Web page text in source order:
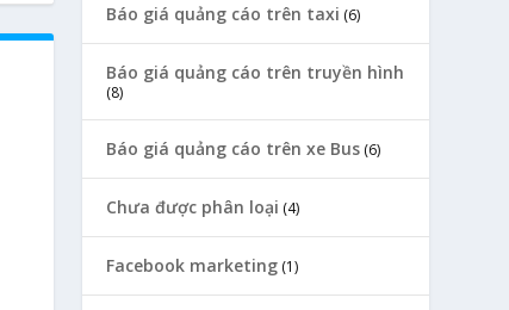
Báo giá quảng cáo trên taxi (6)
Báo giá quảng cáo trên truyền hình
(8)
Báo giá quảng cáo trên xe Bus (6)
Chưa được phân loại (4)
Facebook marketing (1)